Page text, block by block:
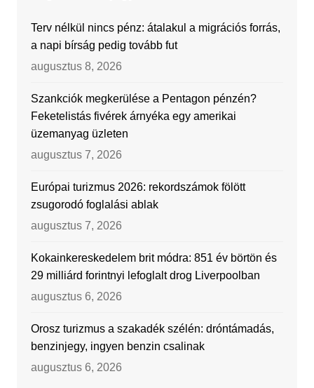
Terv nélkül nincs pénz: átalakul a migrációs forrás,
a napi bírság pedig tovább fut
augusztus 8, 2026
Szankciók megkerülése a Pentagon pénzén?
Feketelistás fivérek árnyéka egy amerikai
üzemanyag üzleten
augusztus 7, 2026
Európai turizmus 2026: rekordszámok fölött
zsugorodó foglalási ablak
augusztus 7, 2026
Kokainkereskedelem brit módra: 851 év börtön és
29 milliárd forintnyi lefoglalt drog Liverpoolban
augusztus 6, 2026
Orosz turizmus a szakadék szélén: dróntámadás,
benzinjegy, ingyen benzin csalinak
augusztus 6, 2026